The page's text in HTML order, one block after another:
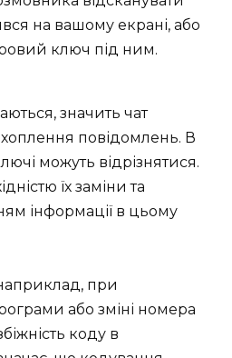
на вашому екрані, або
ключ під ним.
значить чат
повідомлень. В
можуть відрізнятися.
їх заміни та
інформації в цьому
при
або зміні номера
коду в